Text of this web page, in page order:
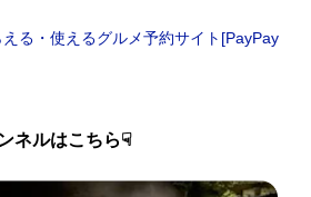
る・使えるグルメ予約サイト[PayPay
ネルはこちら☟